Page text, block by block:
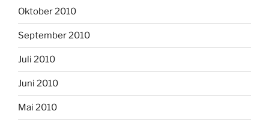
Oktober 2010
September 2010
Juli 2010
Juni 2010
Mai 2010